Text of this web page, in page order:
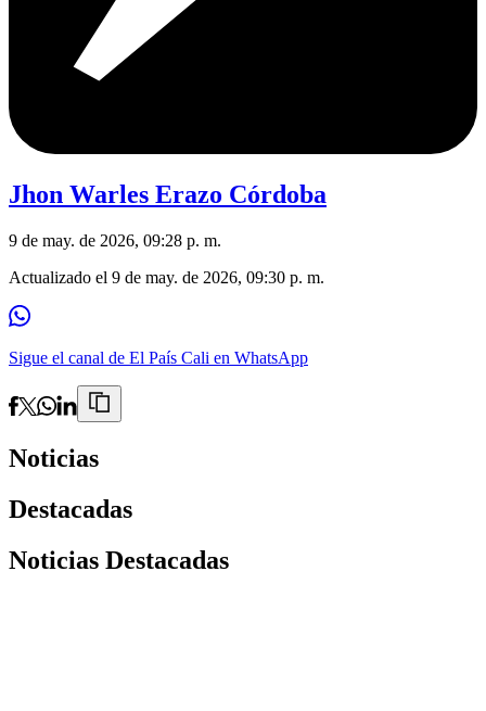
Jhon Warles Erazo Córdoba
9 de may. de 2026, 09:28 p. m.
Actualizado el 9 de may. de 2026, 09:30 p. m.
Sigue el canal de El País Cali en WhatsApp
Noticias
Destacadas
Noticias Destacadas